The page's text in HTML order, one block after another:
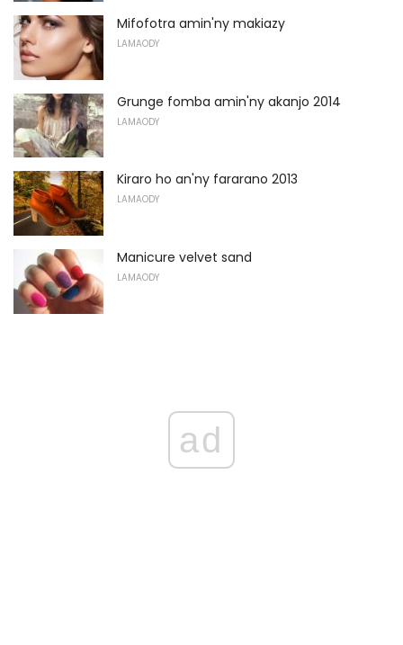
Mifofotra amin'ny makiazy
LAMAODY
Grunge fomba amin'ny akanjo 2014
LAMAODY
Kiraro ho an'ny fararano 2013
LAMAODY
Manicure velvet sand
LAMAODY
ad